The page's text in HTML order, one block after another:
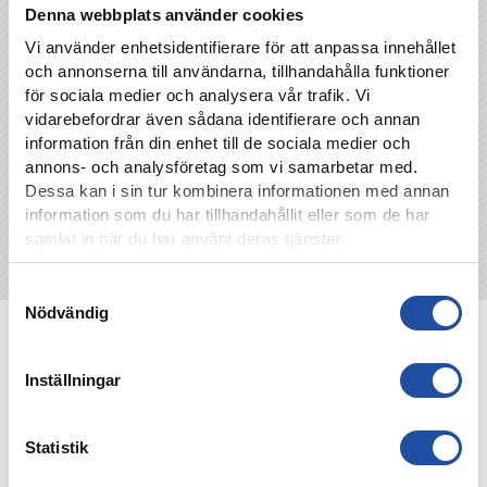
Denna webbplats använder cookies
Vi använder enhetsidentifierare för att anpassa innehållet
och annonserna till användarna, tillhandahålla funktioner
för sociala medier och analysera vår trafik. Vi
vidarebefordrar även sådana identifierare och annan
information från din enhet till de sociala medier och
annons- och analysföretag som vi samarbetar med.
Dessa kan i sin tur kombinera informationen med annan
information som du har tillhandahållit eller som de har
samlat in när du har använt deras tjänster.
Nödvändig
Inställningar
Statistik
TILLBAKA